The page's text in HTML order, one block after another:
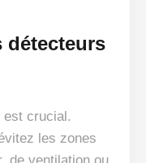
détecteurs
est crucial.
les zones